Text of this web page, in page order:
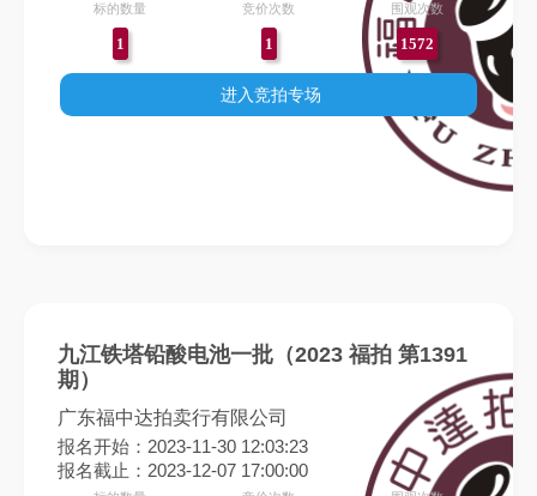
标的数量
1
竞价次数
1
围观次数
1572
进入竞拍专场
九江铁塔铅酸电池一批（2023 福拍 第1391
期）
广东福中达拍卖行有限公司
报名开始：2023-11-30 12:03:23
报名截止：2023-12-07 17:00:00